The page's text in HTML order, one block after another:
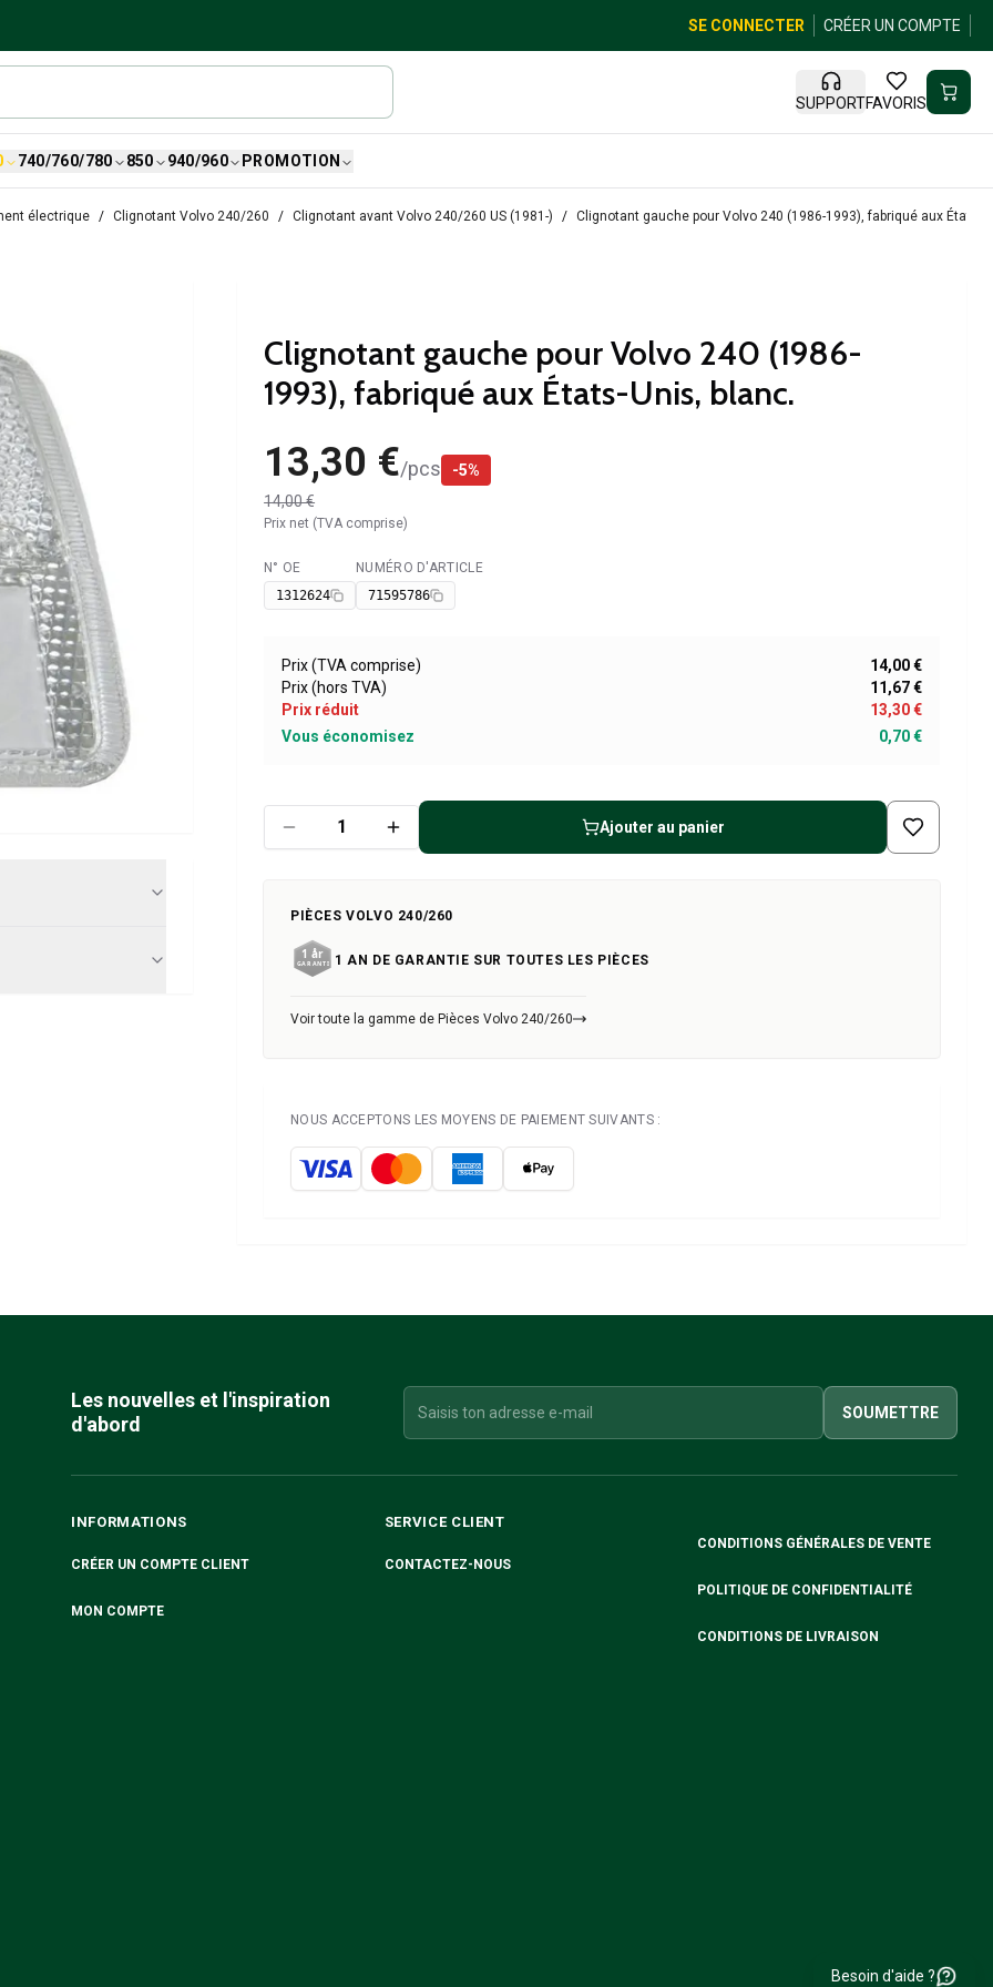
SE CONNECTER CRÉER UN COMPTE
SUPPORTFAVORIS
740/760/780 850 940/960 PROMOTION
électrique Clignotant Volvo 240/260 Clignotant avant Volvo 240/260 US (1981-) Clignotant gauche pour Volvo 240 (1986-1993), fabriqué aux États-
Clignotant gauche pour Volvo 240 (1986-
1993), fabriqué aux États-Unis, blanc.
13,30 €/pcs -5%
14,00 €
Prix net (TVA comprise)
Disponible
N° OE
1312624
NUMÉRO D'ARTICLE
71595786
Prix (TVA comprise)
14,00 €
Prix (hors TVA)
11,67 €
Prix réduit
13,30 €
Vous économisez
0,70 €
Ajouter au panier
PIÈCES VOLVO 240/260
1 AN DE GARANTIE SUR TOUTES LES PIÈCES
Voir toute la gamme de Pièces Volvo 240/260
NOUS ACCEPTONS LES MOYENS DE PAIEMENT SUIVANTS :
Les nouvelles et l'inspiration
d'abord
SOUMETTRE
INFORMATIONS
CRÉER UN COMPTE CLIENT
MON COMPTE
SERVICE CLIENT
CONTACTEZ-NOUS
CONDITIONS GÉNÉRALES DE VENTE
POLITIQUE DE CONFIDENTIALITÉ
CONDITIONS DE LIVRAISON
Besoin d'aide ?